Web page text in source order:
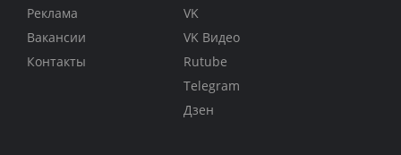
Реклама
Вакансии
Контакты
VK
VK Видео
Rutube
Telegram
Дзен